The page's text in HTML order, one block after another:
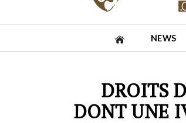
NEWS
DROITS
DONT UNE